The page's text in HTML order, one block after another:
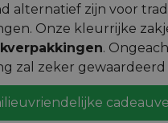
alternatief zijn voor
Onze kleurrijke
.
zal zeker